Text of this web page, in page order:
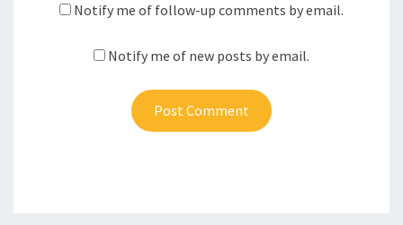
Notify me of follow-up comments by email.
Notify me of new posts by email.